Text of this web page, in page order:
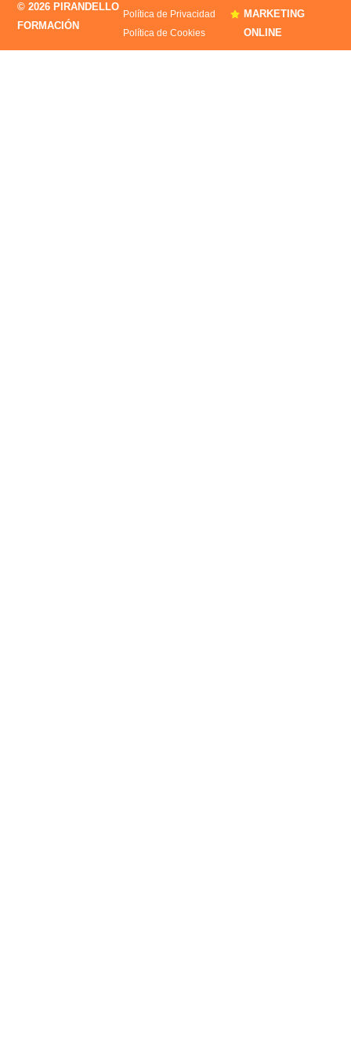
© 2026 PIRANDELLO
FORMACIÓN
Política de Privacidad
Política de Cookies
MARKETING
ONLINE